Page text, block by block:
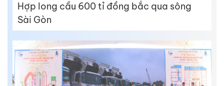
Hợp long cầu 600 tỉ đồng bắc qua sông
Sài Gòn